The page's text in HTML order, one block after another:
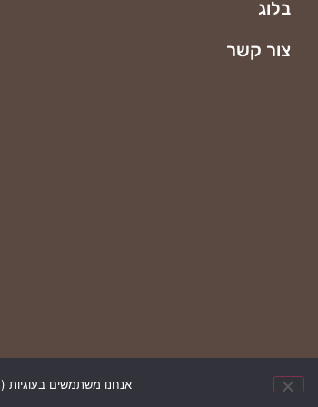
בלוג
צור קשר
אנחנו משתמשים בעוגיות (Cookies) כדי לתת לך את החוויה הטובה ביותר באתר. המשך גלישה באתר מהווה את הסכמתך.